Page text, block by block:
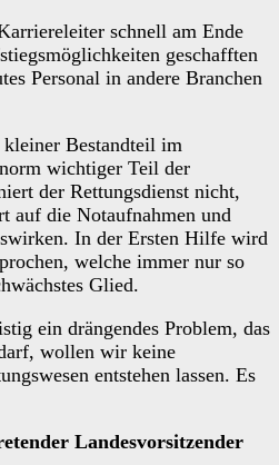
schnell am Ende
geschafften
Personal in andere Branchen
Bestandteil im
wichtiger Teil der
der Rettungsdienst nicht,
auf die Notaufnahmen und
In der Ersten Hilfe wird
welche immer nur so
Glied.
ein drängendes Problem, das
wollen wir keine
entstehen lassen. Es
Landesvorsitzender